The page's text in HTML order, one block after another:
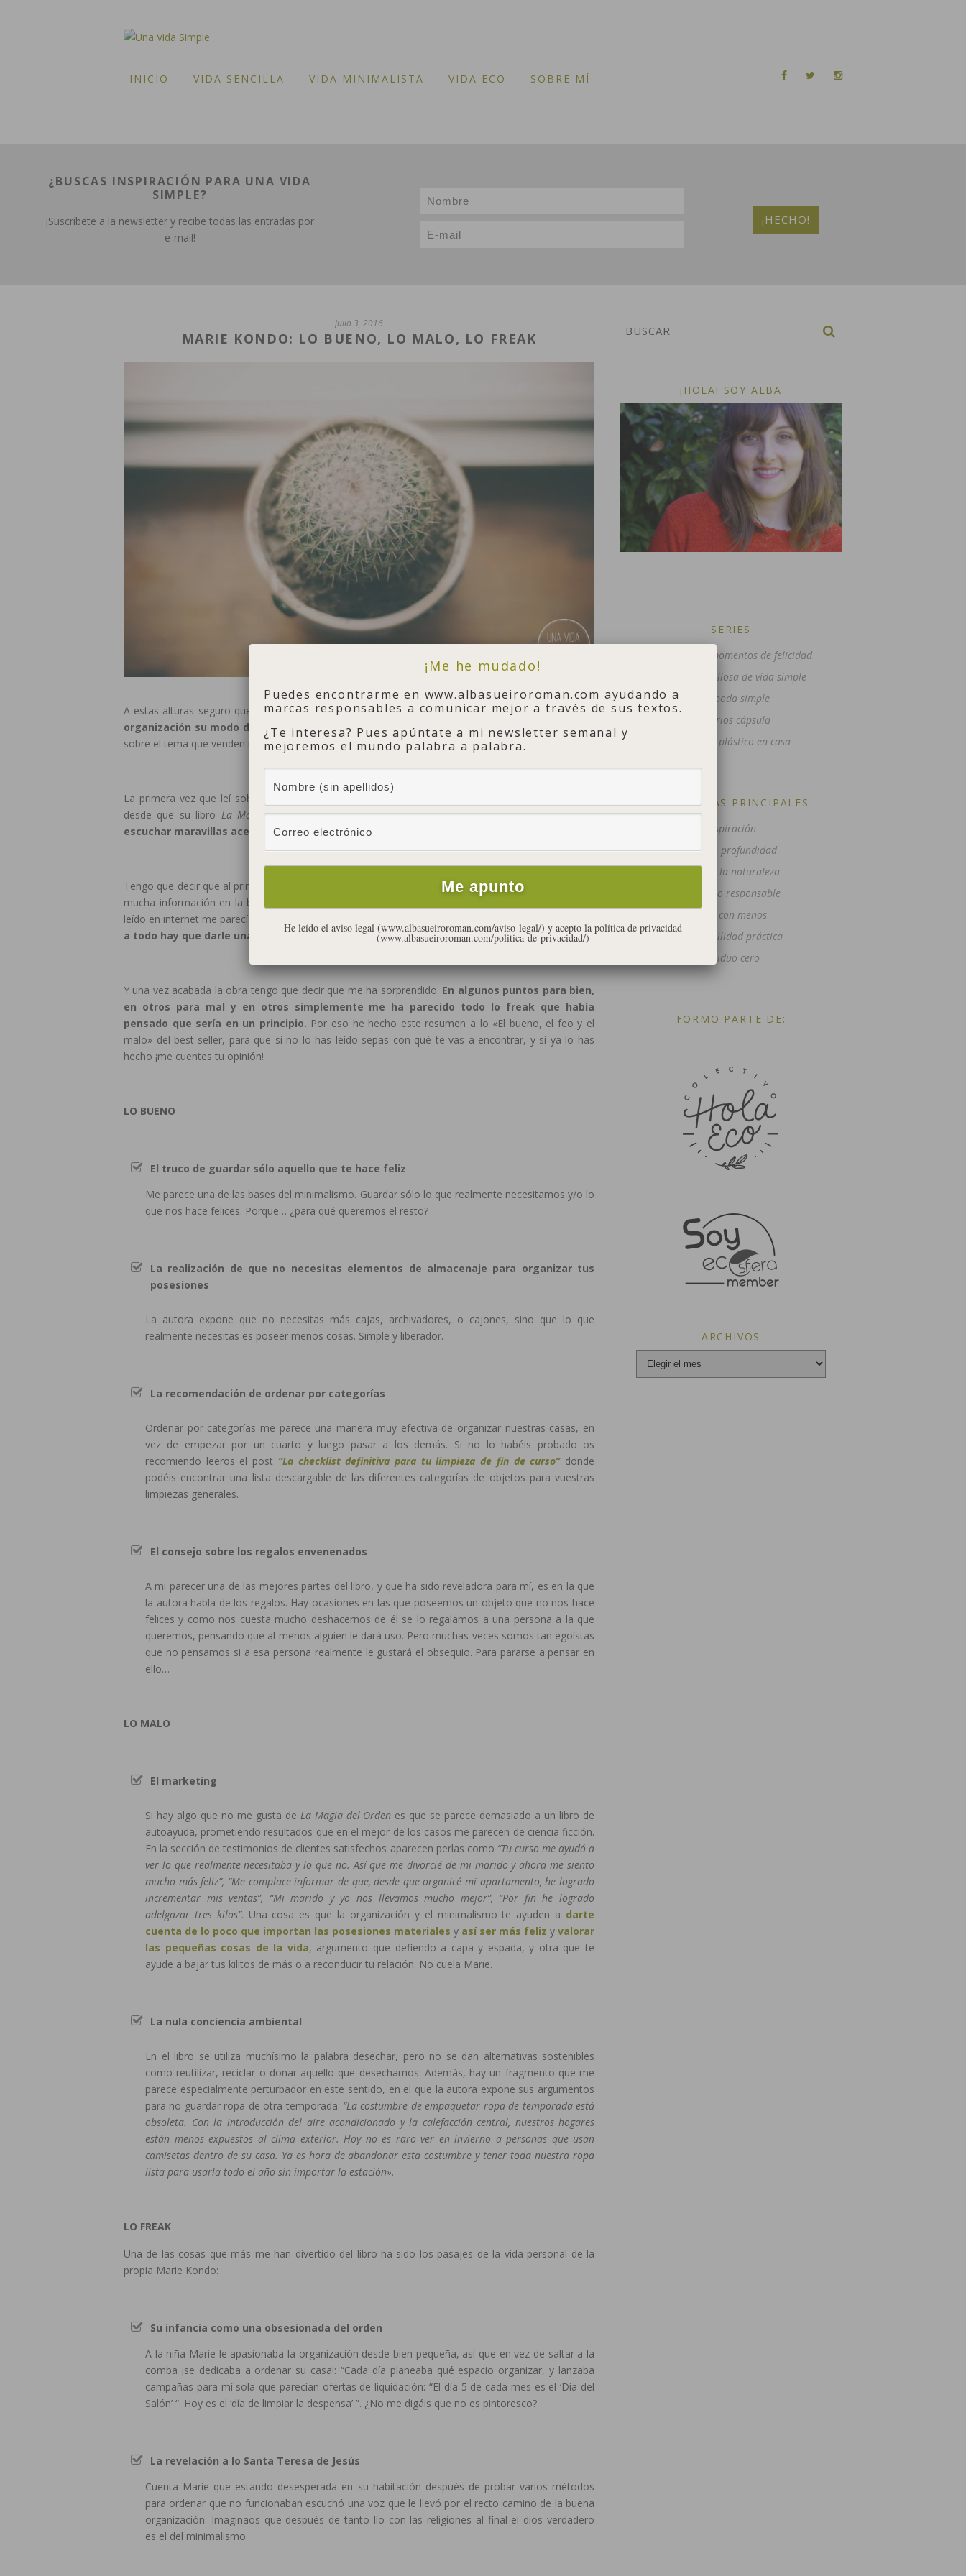
INICIO VIDA SENCILLA VIDA MINIMALISTA VIDA ECO SOBRE MÍ
¿BUSCAS INSPIRACIÓN PARA UNA VIDA
SIMPLE?
¡Suscríbete a la newsletter y recibe todas las entradas por
e-mail!
julio 3, 2016
MARIE KONDO: LO BUENO, LO MALO, LO FREAK
A estas alturas seguro que habéis oído hablar de Marie Kondo,la japonesa que ha hecho de la
organización su modo de vida:imparte cursos, organiza armarios de particulares y escribe libros
sobre el tema que venden millones de ejemplares en todo el mundo.
La primera vez que leí sobre Marie Kondo fue hace ya algún tiempo en un blog anglosajón, pero
desde que su libro La Magia del Ordenha dado el salto a las librerías españolasno paro de
escuchar maravillas acerca de su método de organización, el método “KonMari”.
Tengo que decir que al principio me resistía a comprar La Magia del Orden, en parte porque ya había
mucha información en la blogosfera y en parte porque algunas prácticas de su método que había
leído en internet me parecían un poco extrañas. Pero el otro día me animé a adquirirlo pensando que
a todo hay que darle una oportunidad antes de juzgarlo.
Y una vez acabada la obra tengo que decir que me ha sorprendido. En algunos puntos para bien,
en otros para mal y en otros simplemente me ha parecido todo lo freak que había
pensado que sería en un principio. Por eso he hecho este resumen a lo «El bueno, el feo y el
malo» del best-seller, para que si no lo has leído sepas con qué te vas a encontrar, y si ya lo has
hecho ¡me cuentes tu opinión!
LO BUENO
El truco de guardar sólo aquello que te hace feliz
Me parece una de las bases del minimalismo. Guardar sólo lo que realmente necesitamos y/o lo
que nos hace felices. Porque… ¿para qué queremos el resto?
La realización de que no necesitas elementos de almacenaje para organizar tus
posesiones
La autora expone que no necesitas más cajas, archivadores, o cajones, sino que lo que
realmente necesitas es poseer menos cosas. Simple y liberador.
La recomendación de ordenar por categorías
Ordenar por categorías me parece una manera muy efectiva de organizar nuestras casas, en
vez de empezar por un cuarto y luego pasar a los demás. Si no lo habéis probado os
recomiendo leeros el post “La checklist definitiva para tu limpieza de fin de curso”donde
podéis encontrar una lista descargable de las diferentes categorías de objetos para vuestras
limpiezas generales.
El consejo sobre los regalos envenenados
A mi parecer una de las mejores partes del libro, y que ha sido reveladora para mí, es en la que
la autora habla de los regalos. Hay ocasiones en las que poseemos un objeto que no nos hace
felices y como nos cuesta mucho deshacernos de él se lo regalamos a una persona a la que
queremos, pensando que al menos alguien le dará uso. Pero muchas veces somos tan egoístas
que no pensamos si a esa persona realmente le gustará el obsequio. Para pararse a pensar en
ello…
LO MALO
El marketing
Si hay algo que no me gusta de La Magia del Orden es que se parece demasiado a un libro de
autoayuda, prometiendo resultados que en el mejor de los casos me parecen de ciencia ficción.
En la sección de testimonios de clientes satisfechos aparecen perlas como “Tu curso me ayudó a
ver lo que realmente necesitaba y lo que no. Así que me divorcié de mi marido y ahora me siento
mucho más feliz”, “Me complace informar de que, desde que organicé mi apartamento, he logrado
incrementar mis ventas”, “Mi marido y yo nos llevamos mucho mejor”, “Por fin he logrado
adelgazar tres kilos”. Una cosa es que la organización y el minimalismo te ayuden a darte
cuenta de lo poco que importan las posesiones materiales y así ser más feliz y valorar
las pequeñas cosas de la vida, argumento que defiendo a capa y espada, y otra que te
ayude a bajar tus kilitos de más o a reconducir tu relación. No cuela Marie.
La nula conciencia ambiental
En el libro se utiliza muchísimo la palabra desechar, pero no se dan alternativas sostenibles
como reutilizar, reciclar o donar aquello que desechamos. Además, hay un fragmento que me
parece especialmente perturbador en este sentido, en el que la autora expone sus argumentos
para no guardar ropa de otra temporada: “La costumbre de empaquetar ropa de temporada está
obsoleta. Con la introducción del aire acondicionado y la calefacción central, nuestros hogares
están menos expuestos al clima exterior. Hoy no es raro ver en invierno a personas que usan
camisetas dentro de su casa. Ya es hora de abandonar esta costumbre y tener toda nuestra ropa
lista para usarla todo el año sin importar la estación».
LO FREAK
Una de las cosas que más me han divertido del libro ha sido los pasajes de la vida personal de la
propia Marie Kondo:
Su infancia como una obsesionada del orden
A la niña Marie le apasionaba la organización desde bien pequeña, así que en vez de saltar a la
comba ¡se dedicaba a ordenar su casa!: “Cada día planeaba qué espacio organizar, y lanzaba
campañas para mí sola que parecían ofertas de liquidación: “El día 5 de cada mes es el ‘Día del
Salón’ “. Hoy es el ‘día de limpiar la despensa’ ”. ¿No me digáis que no es pintoresco?
La revelación a lo Santa Teresa de Jesús
Cuenta Marie que estando desesperada en su habitación después de probar varios métodos
para ordenar que no funcionaban escuchó una voz que le llevó por el recto camino de la buena
organización. Imaginaos que después de tanto lío con las religiones al final el dios verdadero
es el del minimalismo.
¡HOLA! SOY ALBA
SERIES
10 pequeños momentos de felicidad
Gente maravillosa de vida simple
Una boda simple
Armarios cápsula
Reducir el plástico en casa
CATEGORÍAS PRINCIPALES
Inspiración
Post en profundidad
Vida en la naturaleza
Consumo responsable
Vivir con menos
Sostenibilidad práctica
Residuo cero
FORMO PARTE DE:
ARCHIVOS
Archivos
¡Me he mudado!
Puedes encontrarme en www.albasueiroroman.com ayudando a
marcas responsables a comunicar mejor a través de sus textos.
¿Te interesa? Pues apúntate a mi newsletter semanal y
mejoremos el mundo palabra a palabra.
He leído el aviso legal (www.albasueiroroman.com/aviso-legal/) y acepto la política de privacidad
(www.albasueiroroman.com/politica-de-privacidad/)